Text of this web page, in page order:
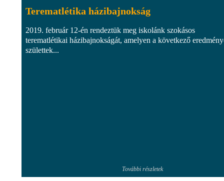
Terematlétika házibajnokság
2019. február 12-én rendeztük meg iskolánk szokásos
terematlétikai házibajnokságát, amelyen a következő
születtek...
További részletek